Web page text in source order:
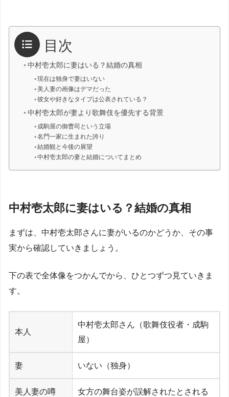
目次
中村壱太郎に妻はいる？結婚の真相
現在は独身で妻はいない
美人妻の画像はデマだった
彼女や好きなタイプは公表されている？
中村壱太郎が妻より歌舞伎を優先する背景
成駒屋の御曹司という立場
名門一家に生まれた誇り
結婚観と今後の展望
中村壱太郎の妻と結婚についてまとめ
中村壱太郎に妻はいる？結婚の真相
まずは、中村壱太郎さんに妻がいるのかどうか、その事
実から確認していきましょう。
下の表で全体像をつかんでから、ひとつずつ見ていきま
す。
本人
中村壱太郎さん（歌舞伎役者・成駒
屋）
妻 いない（独身）
美人妻の噂 女方の舞台姿が誤解されたとされる